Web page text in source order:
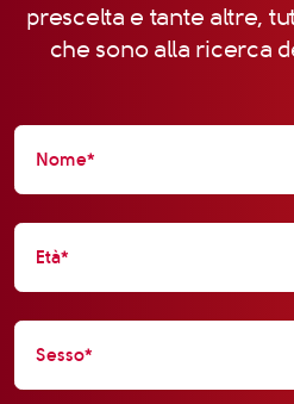
prescelta e tante altre,
che sono alla ricerca